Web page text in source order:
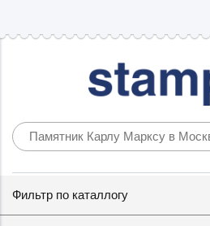
по
Фильтр по каталлогу